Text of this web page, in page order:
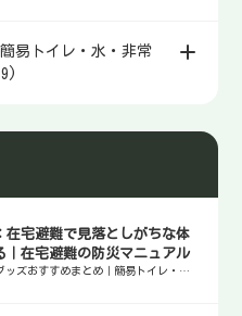
易トイレ・水・非常
在宅避難で見落としがちな体
｜在宅避難の防災マニュアル
ッズおすすめまとめ｜簡易トイレ・